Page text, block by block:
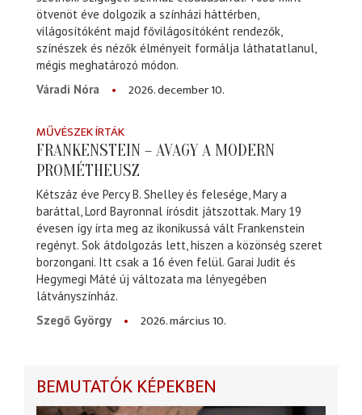
ötvenöt éve dolgozik a színházi háttérben,
világosítóként majd fővilágosítóként rendezők,
színészek és nézők élményeit formálja láthatatlanul,
mégis meghatározó módon.
Váradi Nóra
2026. december 10.
MŰVÉSZEK ÍRTÁK
FRANKENSTEIN – AVAGY A MODERN
PROMÉTHEUSZ
Kétszáz éve Percy B. Shelley és felesége, Mary a
baráttal, Lord Bayronnal írósdit játszottak. Mary 19
évesen így írta meg az ikonikussá vált Frankenstein
regényt. Sok átdolgozás lett, hiszen a közönség szeret
borzongani. Itt csak a 16 éven felül. Garai Judit és
Hegymegi Máté új változata ma lényegében
látványszínház.
Szegő György
2026. március 10.
BEMUTATÓK KÉPEKBEN